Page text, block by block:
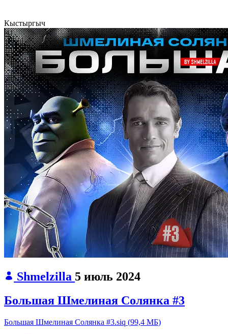
Кыстыргыч
Shmelzilla 5 июль 2024
Большая Шмелиная Солянка #3
Большая Шмелиная Солянка #3.siq (99,4 МБ)